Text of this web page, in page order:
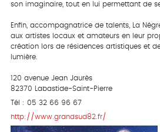
son imaginaire, tout en lui permettant de
Enfin, accompagnatrice de talents, La
aux artistes locaux et amateurs en leur
création lors de résidences artistiques et
lumière.
120 avenue Jean Jaurès
82370 Labastide-Saint-Pierre
Tél : 05 32 66 96 67
http://www.grandsud82.fr/